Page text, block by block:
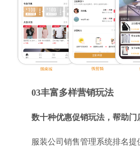
03丰富多样营销玩法
数十种优惠促销玩法，帮助门
服装公司销售管理系统排名提